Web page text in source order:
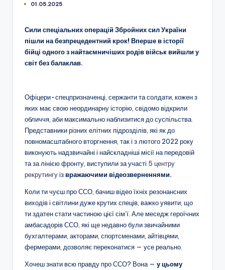
01.05.2025
Сили спеціальних операцій Збройних сил України
пішли на безпрецедентний крок! Вперше в історії
бійці одного з найтаємничіших родів військ вийшли у
світ без балаклав.
Офіцери-спецпризначенці, сержанти та солдати, кожен з
яких має свою неординарну історію, свідомо відкрили
обличчя, аби максимально наблизитися до суспільства.
Представники різних елітних підрозділів, які як до
повномасштабного вторгнення, так і з лютого 2022 року
виконують надзвичайні і найскладніші місії на передовій
та за лінією фронту, виступили за участі 5 центру
рекрутингуізвражаючими відеозверненнями.
Коли ти чуєш про ССО, бачиш відео їхніх резонансних
виходів і світлини дуже крутих спеців, важко уявити, що
ти здатен стати частиною цієї сім’ї. Але меседж героїчних
амбасадорів ССО, які ще недавно були звичайними
бухгалтерами, акторами, спортсменами, айтівцями,
фермерами, дозволяє переконатися — усе реально.
Хочеш знати всю правду про ССО? Вона — у цьому